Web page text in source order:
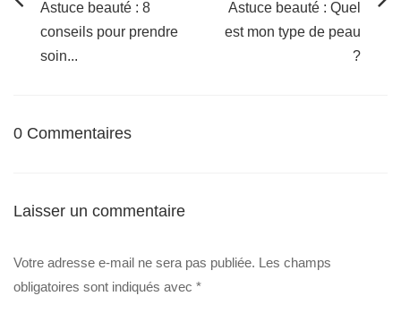
Astuce beauté : 8
conseils pour prendre
soin...
Astuce beauté : Quel
est mon type de peau
?
0 Commentaires
Laisser un commentaire
Votre adresse e-mail ne sera pas publiée. Les champs
obligatoires sont indiqués avec *